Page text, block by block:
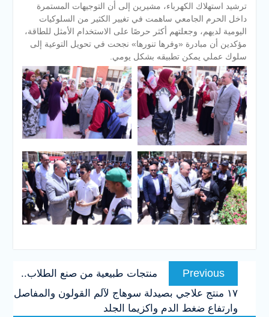
ترشيد استهلاك الكهرباء، مشيرين إلى أن التوجيهات المستمرة
داخل الحرم الجامعي ساهمت في تغيير الكثير من السلوكيات
اليومية لديهم، وجعلتهم أكثر حرصًا على الاستخدام الأمثل للطاقة،
مؤكدين أن مبادرة «وفرها تنورها» نجحت في تحويل التوعية إلى
سلوك عملي يمكن تطبيقه بشكل يومي.
تصفّح
المقالاتPrevious
Previous
post:
منتجات طبيعية من صنع الطلاب..
١٧ منتج علاجي بصيدلة سوهاج لآلم القولون والمفاصل
وارتفاع ضغط الدم واكزيما الجلد